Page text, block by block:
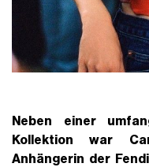
Neben einer
Kollektion war
Anhängerin der